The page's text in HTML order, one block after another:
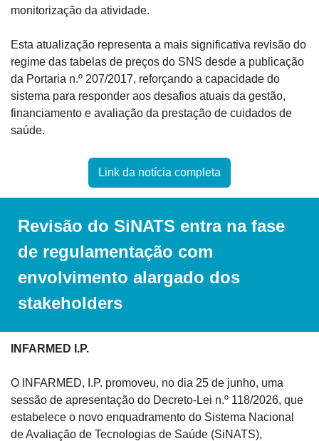
monitorização da atividade.
Esta atualização representa a mais significativa revisão do
regime das tabelas de preços do SNS desde a publicação
da Portaria n.º 207/2017, reforçando a capacidade do
sistema para responder aos desafios atuais da gestão,
financiamento e avaliação da prestação de cuidados de
saúde.
Link da notícia completa
Revisão do SiNATS entra na fase
de regulamentação com
envolvimento alargado dos
stakeholders
INFARMED I.P.
O INFARMED, I.P. promoveu, no dia 25 de junho, uma
sessão de apresentação do Decreto-Lei n.º 118/2026, que
estabelece o novo enquadramento do Sistema Nacional
de Avaliação de Tecnologias de Saúde (SiNATS),